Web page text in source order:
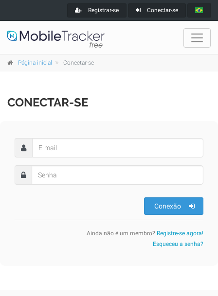
Registrar-se Conectar-se
Página inicial Conectar-se
CONECTAR-SE
Conexão
Ainda não é um membro? Registre-se agora!
Esqueceu a senha?